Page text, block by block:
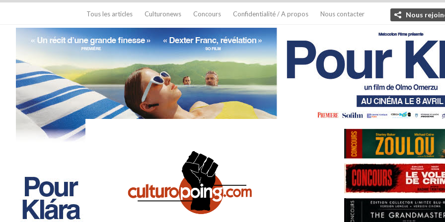
Tous les articles Culturonews Concours Confidentialité / A propos Nous contacter Nous